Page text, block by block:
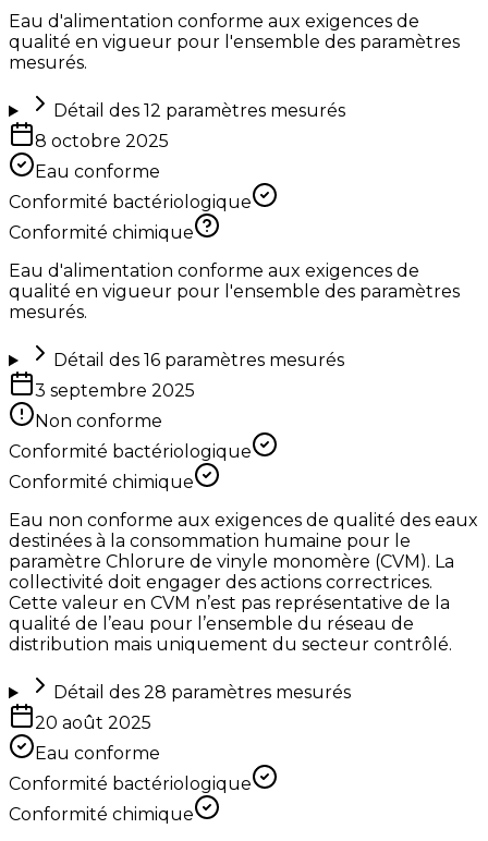
Eau d'alimentation conforme aux exigences de
qualité en vigueur pour l'ensemble des paramètres
mesurés.
Détail des 12 paramètres mesurés
8 octobre 2025
Eau conforme
Conformité bactériologique
Conformité chimique
Eau d'alimentation conforme aux exigences de
qualité en vigueur pour l'ensemble des paramètres
mesurés.
Détail des 16paramètres mesurés
3 septembre 2025
Non conforme
Conformité bactériologique
Conformité chimique
Eau non conforme aux exigences de qualité des eaux
destinées à la consommation humaine pour le
paramètre Chlorure de vinyle monomère (CVM). La
collectivité doit engager des actions correctrices.
Cette valeur en CVM n’est pas représentative de la
qualité de l’eau pour l’ensemble du réseau de
distribution mais uniquement du secteur contrôlé.
Détail des 28 paramètres mesurés
20 août 2025
Eau conforme
Conformité bactériologique
Conformité chimique